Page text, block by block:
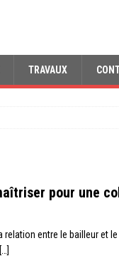
TRAVAUX
pour une
entre le bailleur et
[…]